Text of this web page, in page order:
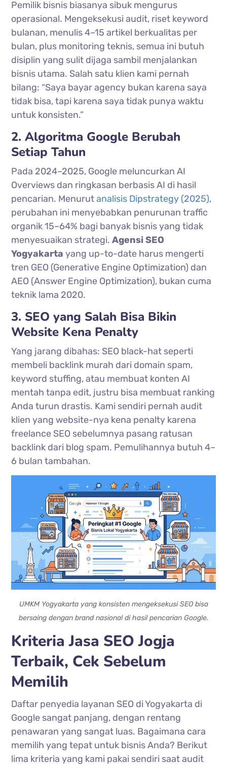
Pemilik bisnis biasanya sibuk mengurus
operasional. Mengeksekusi audit, riset keyword
bulanan, menulis 4–15 artikel berkualitas per
bulan, plus monitoring teknis, semua ini butuh
disiplin yang sulit dijaga sambil menjalankan
bisnis utama. Salah satu klien kami pernah
bilang: “Saya bayar agency bukan karena saya
tidak bisa, tapi karena saya tidak punya waktu
untuk konsisten.”
2. Algoritma Google Berubah
Setiap Tahun
Pada 2024–2025, Google meluncurkan AI
Overviews dan ringkasan berbasis AI di hasil
pencarian. Menurutanalisis Dipstrategy (2025),
perubahan ini menyebabkan penurunan traffic
organik 15–64% bagi banyak bisnis yang tidak
menyesuaikan strategi.Agensi SEO
Yogyakarta yang up-to-date harus mengerti
tren GEO (Generative Engine Optimization) dan
AEO (Answer Engine Optimization), bukan cuma
teknik lama 2020.
3. SEO yang Salah Bisa Bikin
Website Kena Penalty
Yang jarang dibahas: SEO black-hat seperti
membeli backlink murah dari domain spam,
keyword stuffing, atau membuat konten AI
mentah tanpa edit, justru bisa membuat ranking
Anda turun drastis. Kami sendiri pernah audit
klien yang website-nya kena penalty karena
freelance SEO sebelumnya pasang ratusan
backlink dari blog spam. Pemulihannya butuh 4–
6 bulan tambahan.
UMKM Yogyakarta yang konsisten mengeksekusi SEO bisa
bersaing dengan brand nasional di hasil pencarian Google.
Kriteria Jasa SEO Jogja
Terbaik, Cek Sebelum
Memilih
Daftar penyedia layanan SEO di Yogyakarta di
Google sangat panjang, dengan rentang
penawaran yang sangat luas. Bagaimana cara
memilih yang tepat untuk bisnis Anda? Berikut
lima kriteria yang kami pakai sendiri saat audit